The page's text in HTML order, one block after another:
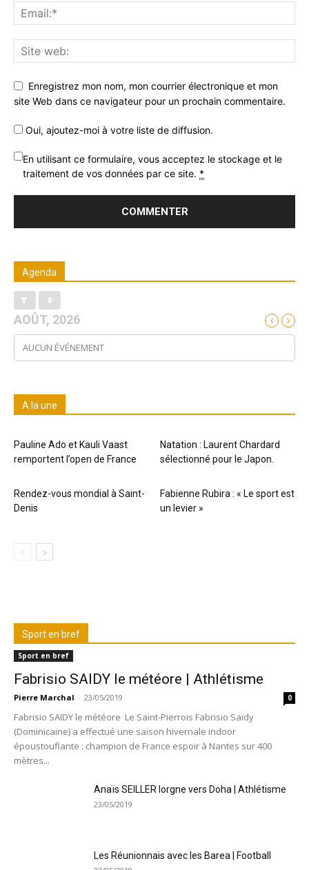
Enregistrez mon nom, mon courrier électronique et mon
site Web dans ce navigateur pour un prochain commentaire.
Oui, ajoutez-moi à votre liste de diffusion.
En utilisant ce formulaire, vous acceptez le stockage et le
traitement de vos données par ce site. *
Agenda
AOÛT, 2026
AUCUN ÉVÉNEMENT
A la une
Pauline Ado et Kauli Vaast
remportent l’open de France
Natation : Laurent Chardard
sélectionné pour le Japon.
Rendez-vous mondial à Saint-
Denis
Fabienne Rubira : « Le sport est
un levier »
Sport en bref
Sport en bref
Fabrisio SAIDY le météore | Athlétisme
Pierre Marchal - 23/05/2019 0
Fabrisio SAIDY le météore Le Saint-Pierrois Fabrisio Saïdy
(Dominicaine) a effectué une saison hivernale indoor
époustouflante : champion de France espoir à Nantes sur 400
mètres...
Anaïs SEILLER lorgne vers Doha | Athlétisme
23/05/2019
Les Réunionnais avec les Barea | Football